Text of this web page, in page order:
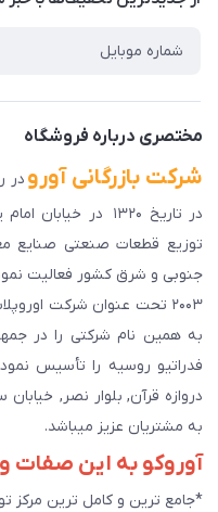
راهنمای ثبت سفارش
سوالات متداول
مختصری درباره فروشگاه
شرکت بازرگانی آورو در
در تاریخ ۱۳۲۰ در
توزیع قطعات صنعتی صنایع
جنوبی و شرق کشور فعالیت
به همین نام شرکتی را در
فدراتیو روسیه را تأسیس
به مشتریان عزیز میباشد.
آوروکو به این صفات
*جامع ترین و کامل ترین مرکز